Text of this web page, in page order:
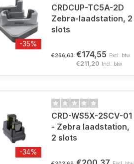
-35%
CRDCUP-TC5A-2D
Zebra-laadstation, 2
slots
€266,63 €174,55 Excl. btw
€211,20 Incl. btw
-34%
CRD-WS5X-2SCV-01
- Zebra laadstation,
2 slots